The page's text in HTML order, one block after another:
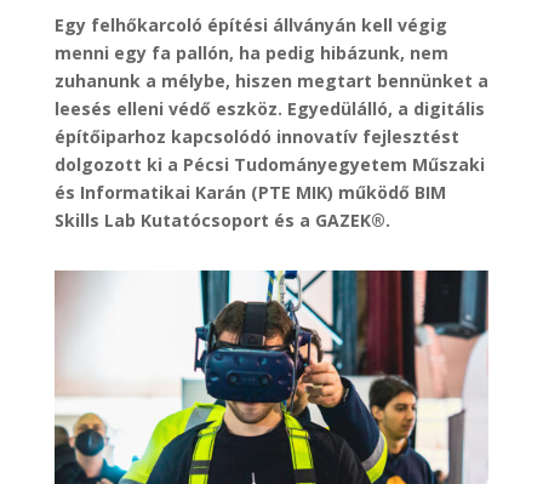
Egy felhőkarcoló építési állványán kell végig
menni egy fa pallón, ha pedig hibázunk, nem
zuhanunk a mélybe, hiszen megtart bennünket a
leesés elleni védő eszköz. Egyedülálló, a digitális
építőiparhoz kapcsolódó innovatív fejlesztést
dolgozott ki a Pécsi Tudományegyetem Műszaki
és Informatikai Karán (PTE MIK) működő BIM
Skills Lab Kutatócsoport és a GAZEK®.